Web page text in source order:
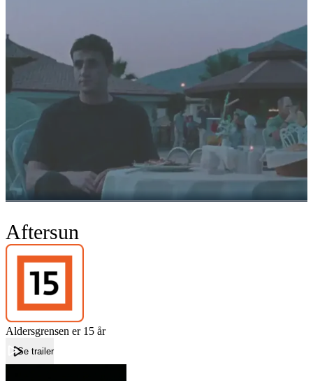
Aftersun
Aldersgrensen er 15 år
Se trailer